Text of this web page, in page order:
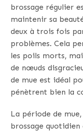
brossage régulier
maintenir sa
deux à trois fois
problèmes. Cela
les poils morts,
de nœuds
de mue est idéal
pénètrent bien la
La période de
brossage